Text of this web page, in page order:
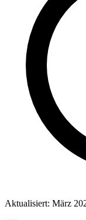
Aktualisiert: März